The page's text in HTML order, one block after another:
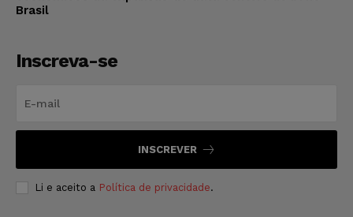
Brasil
Inscreva-se
INSCREVER
Li e aceito a Política de privacidade.